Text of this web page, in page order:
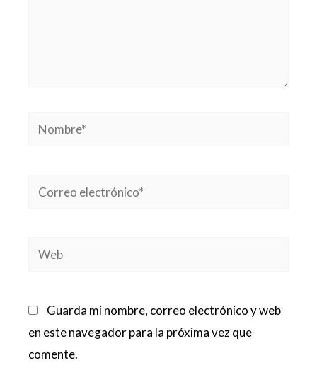
Nombre*
Correo
Web
Guarda mi nombre, correo electrónico y web
en este navegador para la próxima vez que
comente.